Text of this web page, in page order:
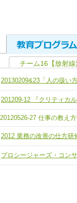
ユニット１ 医療人と
全人的医療を実践す
ける
ユニット２ チーム医
ユニット３ 多職種連
他職種の視点とスキ
チーム01【病院内横
チーム02【地域医療
宅患者等支援チーム
チーム03【癌患者服
チーム04【口腔ケア
チーム16【放射
20130209&23「人の扱い
201209-12 『クリティカ
20120526-27 仕事の教え
2012 業務の改善の仕方研
プロシージャーズ・コン